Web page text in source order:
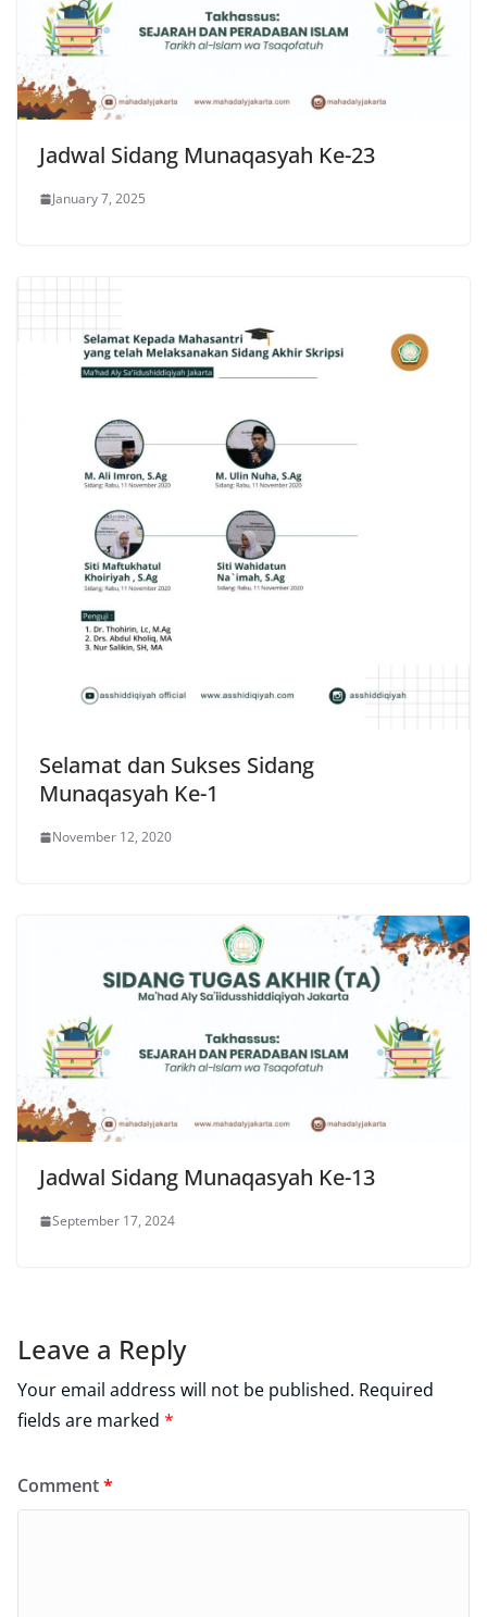
Jadwal Sidang Munaqasyah Ke-23
January 7, 2025
Selamat dan Sukses Sidang
Munaqasyah Ke-1
November 12, 2020
Jadwal Sidang Munaqasyah Ke-13
September 17, 2024
Leave a Reply
Your email address will not be published. Required
fields are marked *
Comment*